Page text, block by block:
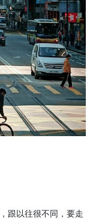
跟以往很不同，要走